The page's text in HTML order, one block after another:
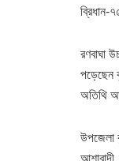
ব্রিধান-
রণবাঘা
পড়েছেন
অতিথি
উপজেলা